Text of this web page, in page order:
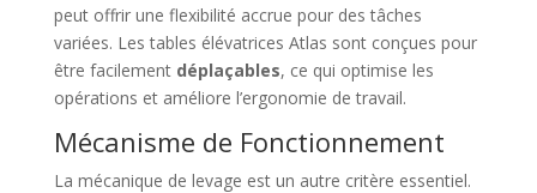
peut offrir une flexibilité accrue pour des tâches
variées. Les tables élévatrices Atlas sont conçues pour
être facilement déplaçables, ce qui optimise les
opérations et améliore l’ergonomie de travail.
Mécanisme de Fonctionnement
La mécanique de levage est un autre critère essentiel.